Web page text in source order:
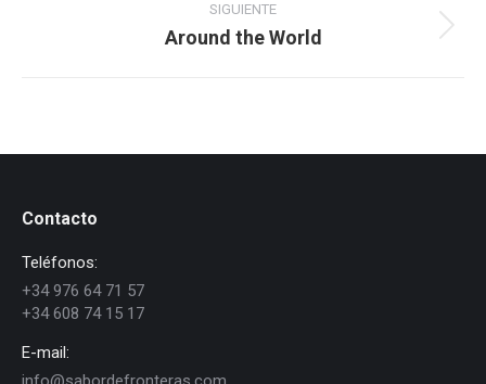
SIGUIENTE
Next
Around the World
Contacto
Teléfonos:
+34 976 64 71 57
+34 608 74 15 17
E-mail: